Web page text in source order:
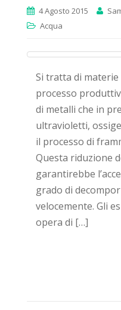
4 Agosto 2015
Acqua
Si tratta di
processo
di metalli che in
ultravioletti,
il processo di
Questa riduzione
garantirebbe
grado di
velocemente. Gli
opera di […]